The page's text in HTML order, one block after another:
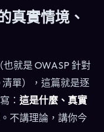
真實情境、
（也就是 OWASP 針對
單），這篇就是逐
： 這是什麼、真實
。不講理論，講你今